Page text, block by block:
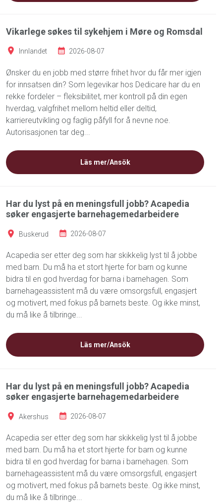
Vikarlege søkes til sykehjem i Møre og Romsdal
Innlandet 2026-08-07
Ønsker du en jobb med større frihet hvor du får mer igjen
for innsatsen din? Som legevikar hos Dedicare har du en
rekke fordeler – fleksibilitet, mer kontroll på din egen
hverdag, valgfrihet mellom heltid eller deltid,
karriereutvikling og faglig påfyll for å nevne noe.
Autorisasjonen tar deg...
Läs mer/Ansök
Har du lyst på en meningsfull jobb? Acapedia
søker engasjerte barnehagemedarbeidere
Buskerud 2026-08-07
Acapedia ser etter deg som har skikkelig lyst til å jobbe
med barn. Du må ha et stort hjerte for barn og kunne
bidra til en god hverdag for barna i barnehagen. Som
barnehageassistent må du være omsorgsfull, engasjert
og motivert, med fokus på barnets beste. Og ikke minst,
du må like å tilbringe...
Läs mer/Ansök
Har du lyst på en meningsfull jobb? Acapedia
søker engasjerte barnehagemedarbeidere
Akershus 2026-08-07
Acapedia ser etter deg som har skikkelig lyst til å jobbe
med barn. Du må ha et stort hjerte for barn og kunne
bidra til en god hverdag for barna i barnehagen. Som
barnehageassistent må du være omsorgsfull, engasjert
og motivert, med fokus på barnets beste. Og ikke minst,
du må like å tilbringe...